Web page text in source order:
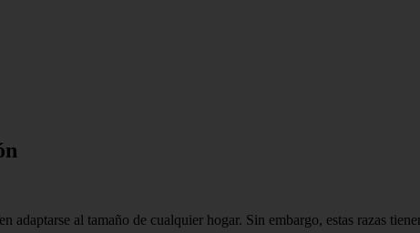
adaptarse al tamaño de cualquier hogar. Sin embargo, estas razas